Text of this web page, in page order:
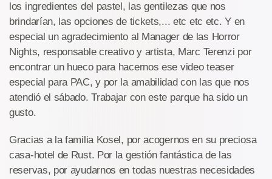
los ingredientes del pastel, las gentilezas que nos
brindarían, las opciones de tickets,... etc etc etc. Y en
especial un agradecimiento al Manager de las Horror
Nights, responsable creativo y artista, Marc Terenzi por
encontrar un hueco para hacernos ese video teaser
especial para PAC, y por la amabilidad con las que nos
atendió el sábado. Trabajar con este parque ha sido un
gusto.
Gracias a la familia Kosel, por acogernos en su preciosa
casa-hotel de Rust. Por la gestión fantástica de las
reservas, por ayudarnos en todas nuestras necesidades